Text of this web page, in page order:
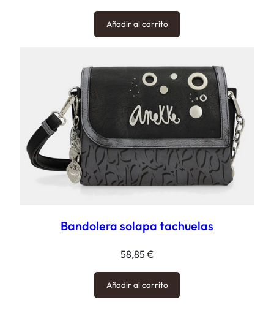
Añadir al carrito
Bandolera solapa tachuelas
58,85€
Añadir al carrito